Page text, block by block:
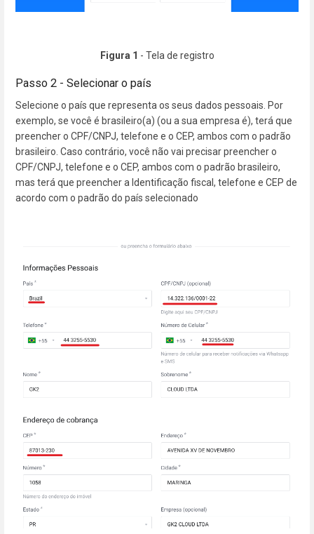
Figura 1 - Tela de registro
Passo 2 - Selecionar o país
Selecione o país que representa os seus dados pessoais. Por
exemplo, se você é brasileiro(a) (ou a sua empresa é), terá que
preencher o CPF/CNPJ, telefone e o CEP, ambos com o padrão
brasileiro. Caso contrário, você não vai precisar preencher o
CPF/CNPJ, telefone e o CEP, ambos com o padrão brasileiro,
mas terá que preencher a Identificação fiscal, telefone e CEP de
acordo com o padrão do país selecionado